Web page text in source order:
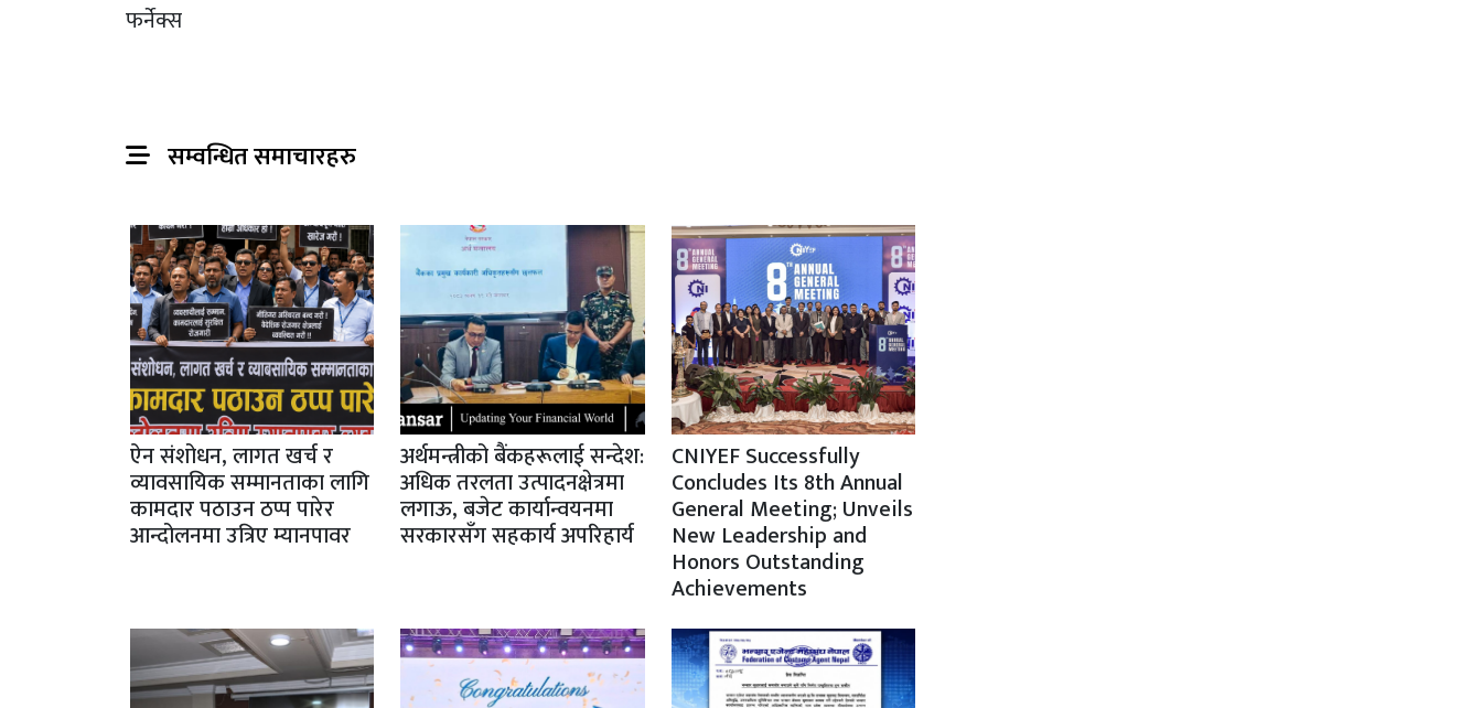
फर्नेक्स
सम्वन्धित समाचारहरु
ऐन संशोधन, लागत खर्च र
व्यावसायिक सम्मानताका लागि
कामदार पठाउन ठप्प पारेर
आन्दोलनमा उत्रिए म्यानपावर
अर्थमन्त्रीको बैंकहरूलाई सन्देश:
अधिक तरलता उत्पादनक्षेत्रमा
लगाऊ, बजेट कार्यान्वयनमा
सरकारसँग सहकार्य अपरिहार्य
CNIYEF Successfully
Concludes Its 8th Annual
General Meeting; Unveils
New Leadership and
Honors Outstanding
Achievements